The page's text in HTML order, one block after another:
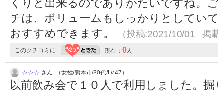
くりと出来るのでありがたいですね。
チは、ボリュームもしっかりとしてい
おすすめできます。
（投稿:2021/10/01 掲
このクチコミに 現在： 0人
☆☆☆ さん （女性/熊本市/30代/Lv.47）
以前飲み会で１０人で利用しました。